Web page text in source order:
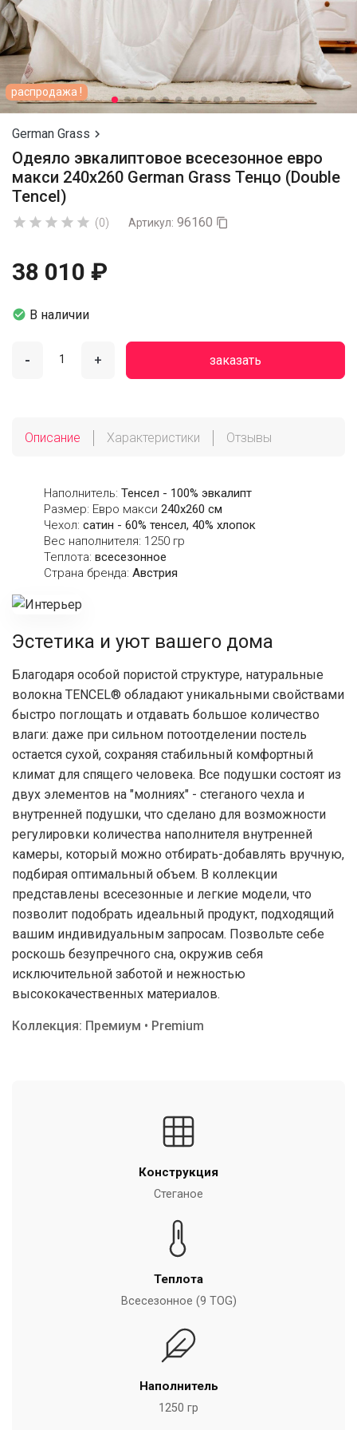
распродажа !
German Grass 
Одеяло эвкалиптовое всесезонное евро
макси 240х260 German Grass Тенцо (Double
Tencel)
     (0) Артикул: 96160 
38 010 ₽
 В наличии
- + заказать
Описание Характеристики Отзывы
Наполнитель: Тенсел - 100% эвкалипт
Размер: Евро макси 240х260 см
Чехол: сатин - 60% тенсел, 40% хлопок
Вес наполнителя: 1250 гр
Теплота: всесезонное
Страна бренда: Австрия
Эстетика и уют вашего дома
Благодаря особой пористой структуре, натуральные
волокна TENCEL® обладают уникальными свойствами
быстро поглощать и отдавать большое количество
влаги: даже при сильном потоотделении постель
остается сухой, сохраняя стабильный комфортный
климат для спящего человека. Все подушки состоят из
двух элементов на "молниях" - стеганого чехла и
внутренней подушки, что сделано для возможности
регулировки количества наполнителя внутренней
камеры, который можно отбирать-добавлять вручную,
подбирая оптимальный объем. В коллекции
представлены всесезонные и легкие модели, что
позволит подобрать идеальный продукт, подходящий
вашим индивидуальным запросам. Позвольте себе
роскошь безупречного сна, окружив себя
исключительной заботой и нежностью
высококачественных материалов.
Коллекция: Премиум • Premium
Конструкция
Стеганое
Теплота
Всесезонное (9 TOG)
Наполнитель
1250 гр